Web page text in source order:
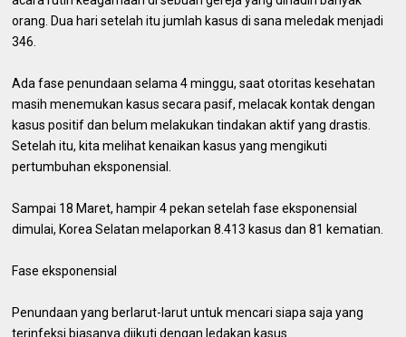
orang. Dua hari setelah itu jumlah kasus di sana meledak menjadi
346.
Ada fase penundaan selama 4 minggu, saat otoritas kesehatan
masih menemukan kasus secara pasif, melacak kontak dengan
kasus positif dan belum melakukan tindakan aktif yang drastis.
Setelah itu, kita melihat kenaikan kasus yang mengikuti
pertumbuhan eksponensial.
Sampai 18 Maret, hampir 4 pekan setelah fase eksponensial
dimulai, Korea Selatan melaporkan 8.413 kasus dan 81 kematian.
Fase eksponensial
Penundaan yang berlarut-larut untuk mencari siapa saja yang
terinfeksi biasanya diikuti dengan ledakan kasus.